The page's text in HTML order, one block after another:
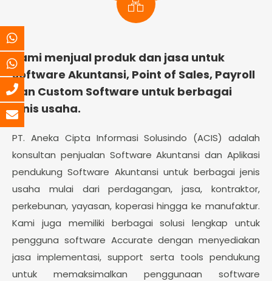
Kami menjual produk dan jasa untuk
Software Akuntansi, Point of Sales, Payroll
dan Custom Software untuk berbagai
jenis usaha.
PT. Aneka Cipta Informasi Solusindo (ACIS) adalah
konsultan penjualan Software Akuntansi dan Aplikasi
pendukung Software Akuntansi untuk berbagai jenis
usaha mulai dari perdagangan, jasa, kontraktor,
perkebunan, yayasan, koperasi hingga ke manufaktur.
Kami juga memiliki berbagai solusi lengkap untuk
pengguna software Accurate dengan menyediakan
jasa implementasi, support serta tools pendukung
untuk memaksimalkan penggunaan software